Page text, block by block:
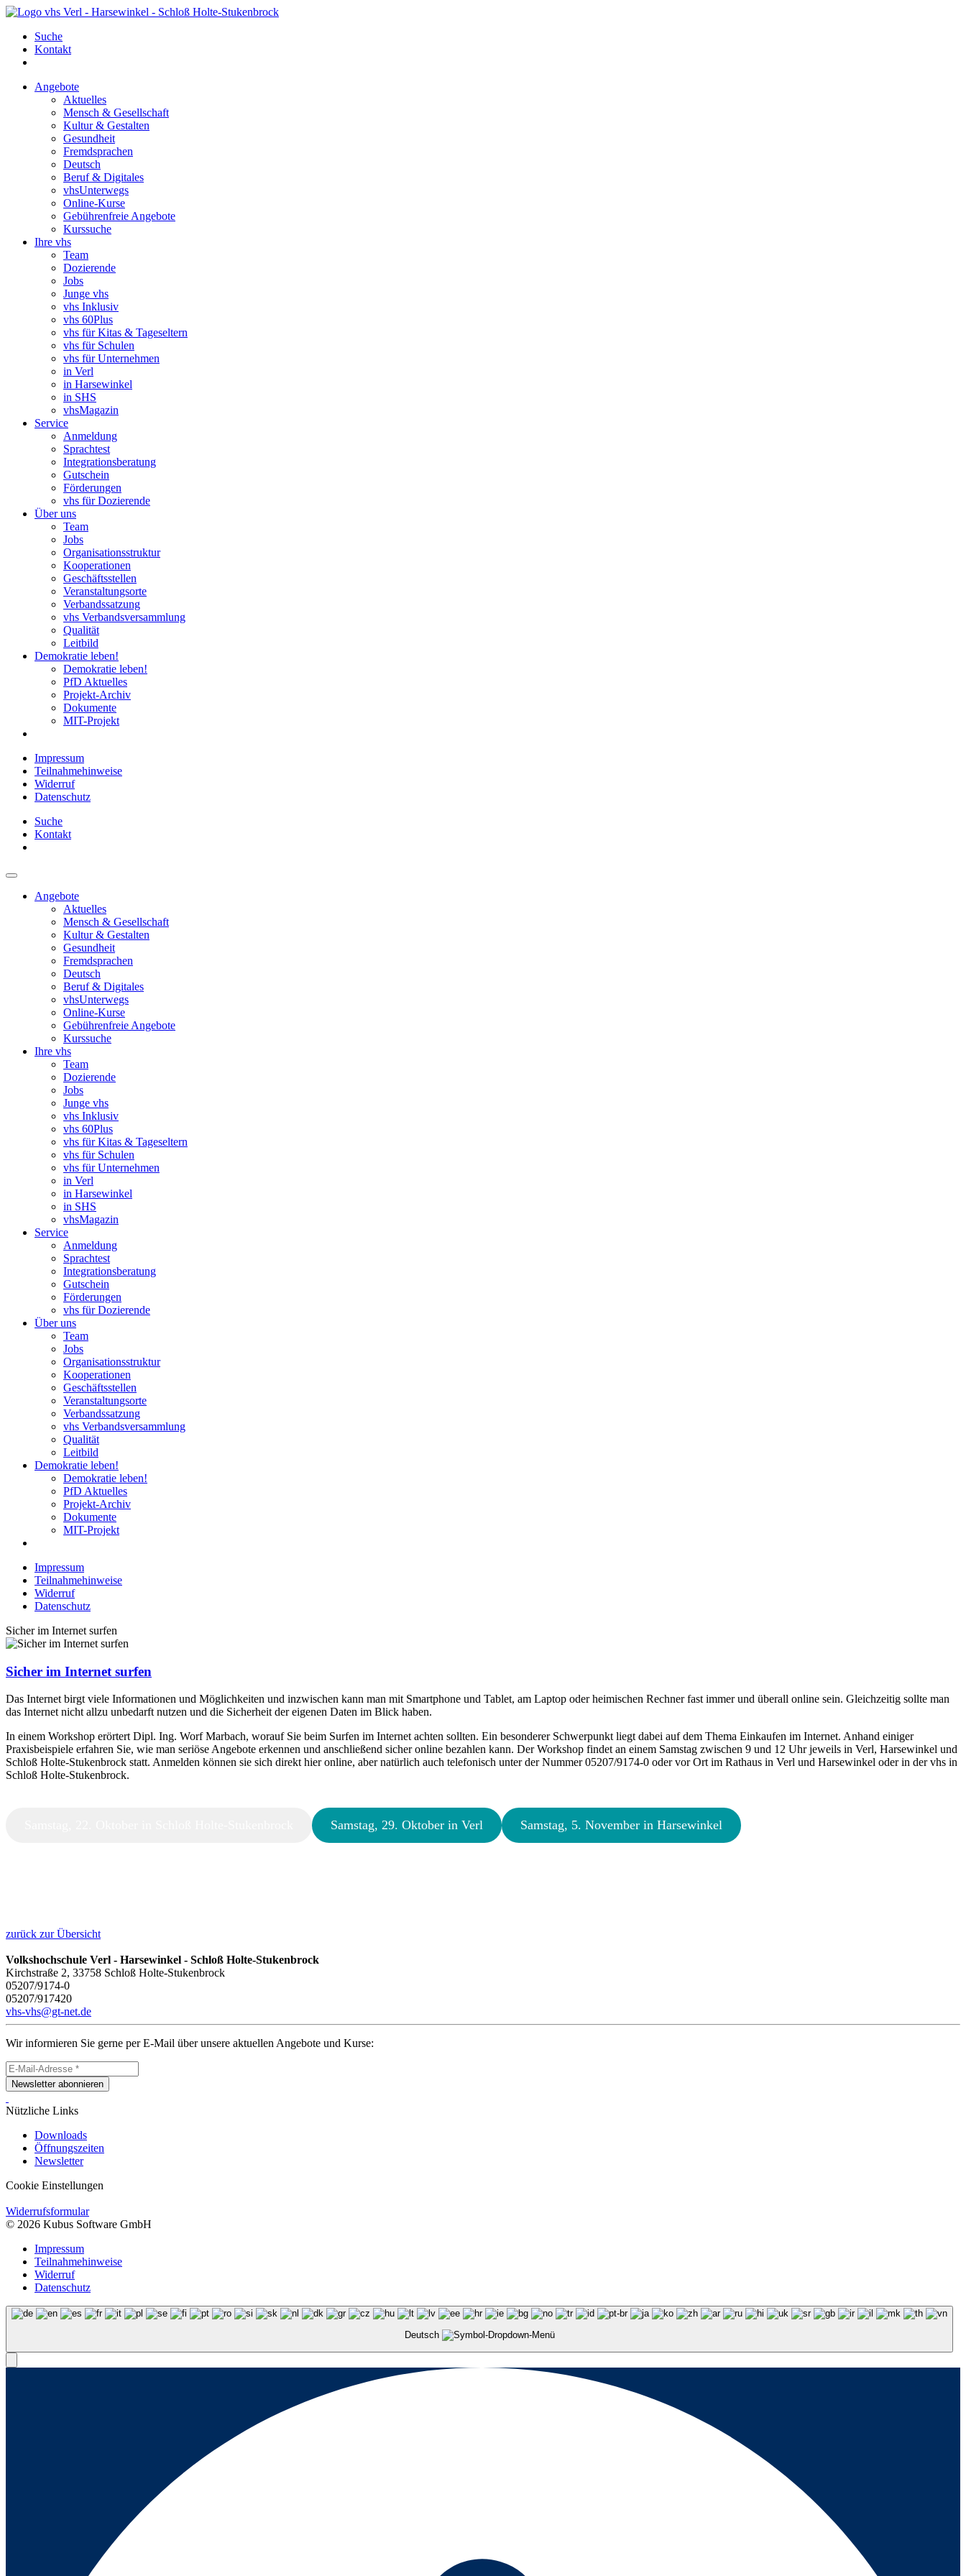
Suche
Kontakt
Angebote
Aktuelles
Mensch & Gesellschaft
Kultur & Gestalten
Gesundheit
Fremdsprachen
Deutsch
Beruf & Digitales
vhsUnterwegs
Online-Kurse
Gebührenfreie Angebote
Kurssuche
Ihre vhs
Team
Dozierende
Jobs
Junge vhs
vhs Inklusiv
vhs 60Plus
vhs für Kitas & Tageseltern
vhs für Schulen
vhs für Unternehmen
in Verl
in Harsewinkel
in SHS
vhsMagazin
Service
Anmeldung
Sprachtest
Integrationsberatung
Gutschein
Förderungen
vhs für Dozierende
Über uns
Team
Jobs
Organisationsstruktur
Kooperationen
Geschäftsstellen
Veranstaltungsorte
Verbandssatzung
vhs Verbandsversammlung
Qualität
Leitbild
Demokratie leben!
Demokratie leben!
PfD Aktuelles
Projekt-Archiv
Dokumente
MIT-Projekt
Impressum
Teilnahmehinweise
Widerruf
Datenschutz
Suche
Kontakt
Angebote
Aktuelles
Mensch & Gesellschaft
Kultur & Gestalten
Gesundheit
Fremdsprachen
Deutsch
Beruf & Digitales
vhsUnterwegs
Online-Kurse
Gebührenfreie Angebote
Kurssuche
Ihre vhs
Team
Dozierende
Jobs
Junge vhs
vhs Inklusiv
vhs 60Plus
vhs für Kitas & Tageseltern
vhs für Schulen
vhs für Unternehmen
in Verl
in Harsewinkel
in SHS
vhsMagazin
Service
Anmeldung
Sprachtest
Integrationsberatung
Gutschein
Förderungen
vhs für Dozierende
Über uns
Team
Jobs
Organisationsstruktur
Kooperationen
Geschäftsstellen
Veranstaltungsorte
Verbandssatzung
vhs Verbandsversammlung
Qualität
Leitbild
Demokratie leben!
Demokratie leben!
PfD Aktuelles
Projekt-Archiv
Dokumente
MIT-Projekt
Impressum
Teilnahmehinweise
Widerruf
Datenschutz
Sicher im Internet surfen
Sicher im Internet surfen
Das Internet birgt viele Informationen und Möglichkeiten und inzwischen kann man mit Smartphone und Tablet, am Laptop oder heimischen Rechner fast immer und überall online sein. Gleichzeitig sollte man
das Internet nicht allzu unbedarft nutzen und die Sicherheit der eigenen Daten im Blick haben.
In einem Workshop erörtert Dipl. Ing. Worf Marbach, worauf Sie beim Surfen im Internet achten sollten. Ein besonderer Schwerpunkt liegt dabei auf dem Thema Einkaufen im Internet. Anhand einiger
Praxisbeispiele erfahren Sie, wie man seriöse Angebote erkennen und anschließend sicher online bezahlen kann. Der Workshop findet an einem Samstag zwischen 9 und 12 Uhr jeweils in Verl, Harsewinkel und
Schloß Holte-Stukenbrock statt. Anmelden können sie sich direkt hier online, aber natürlich auch telefonisch unter der Nummer 05207/9174-0 oder vor Ort im Rathaus in Verl und Harsewinkel oder in der vhs in
Schloß Holte-Stukenbrock.
Samstag, 29. Oktober in Verl Samstag, 5. November in Harsewinkel
zurück zur Übersicht
Volkshochschule Verl - Harsewinkel - Schloß Holte-Stukenbrock
Kirchstraße 2, 33758 Schloß Holte-Stukenbrock
05207/9174-0
05207/917420
vhs-vhs@gt-net.de
Wir informieren Sie gerne per E-Mail über unsere aktuellen Angebote und Kurse:
Newsletter abonnieren
Nützliche Links
Downloads
Öffnungszeiten
Newsletter
Cookie Einstellungen
Widerrufsformular
© 2026 Kubus Software GmbH
Impressum
Teilnahmehinweise
Widerruf
Datenschutz
Deutsch